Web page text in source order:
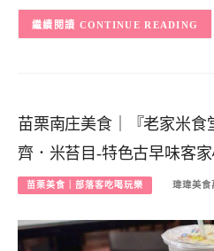
CONTINUE READING
苗栗南庄美食｜『老家米食
齊．米苔目-特色古早味客
苗栗美食｜部落客吃喝玩樂 瑋瑋美食